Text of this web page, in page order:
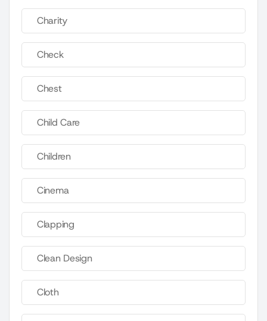
Charity
Check
Chest
Child Care
Children
Cinema
Clapping
Clean Design
Cloth